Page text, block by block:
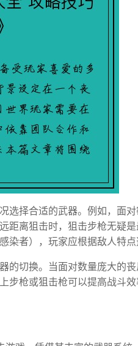
选择合适的武器。例如，面
距离狙击时，狙击步枪无疑
染者），玩家应根据敌人特点
的切换。当面对数量庞大的
步枪或狙击枪可以提高战斗